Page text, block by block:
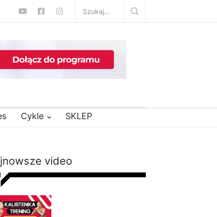
Cykle SKLEP
video